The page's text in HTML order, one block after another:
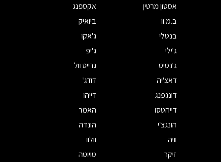
אסטון מרטין
אקספנג
ב.מ.וו
ביואיק
בנטלי
ג'אקו
ג'ילי
ג'יפ
ג'נסיס
גרייט וול
דאצ'יה
דודג'
דונגפנג
דייהו
דייהטסו
האמר
הונגצ'י
הונדה
וויה
וולוו
זיקר
טויוטה